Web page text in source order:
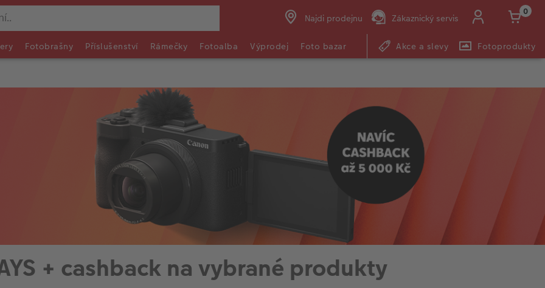
Najdi prodejnu Zákaznický servis
0
Fotobrašny Příslušenství Rámečky Fotoalba Výprodej Foto bazar Akce a slevy Fotoprodukty
+ cashback na vybrané produkty